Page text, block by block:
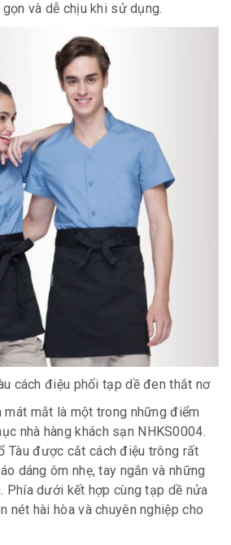
và dễ chịu khi sử dụng.
cách điệu phối tạp dề đen thắt nơ
mát mắt là một trong những điểm
nhà hàng khách sạn NHKS0004.
Tàu được cắt cách điệu trông rất
dáng ôm nhẹ, tay ngắn và những
Phía dưới kết hợp cùng tạp dề nửa
nét hài hòa và chuyên nghiệp cho